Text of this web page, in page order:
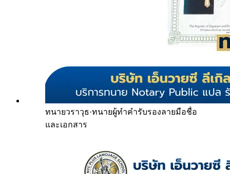
ทนายวราวุธ·ทนายผู้ทำคำรับรองลายมือชื่อ
และเอกสาร